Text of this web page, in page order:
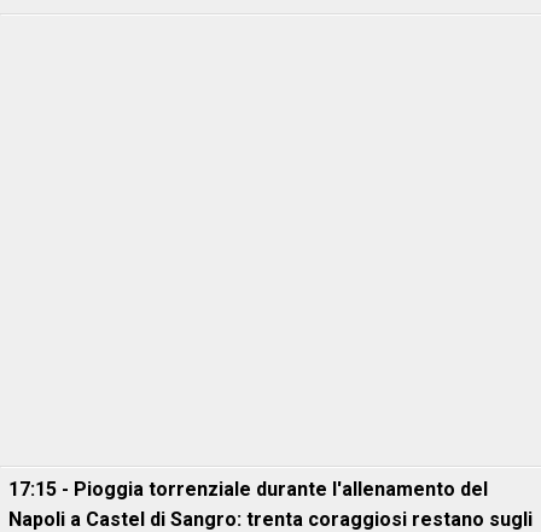
17:15 - Pioggia torrenziale durante l'allenamento del
Napoli a Castel di Sangro: trenta coraggiosi restano sugli